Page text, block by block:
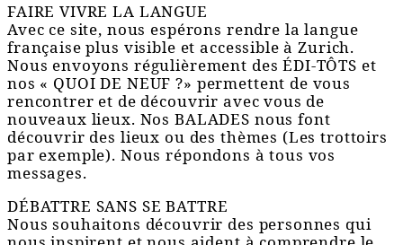
FAIRE VIVRE LA LANGUE
Avec ce site, nous espérons rendre la langue
française plus visible et accessible à Zurich.
Nous envoyons régulièrement des ÉDI-TÔTS et
nos « QUOI DE NEUF ?» permettent de vous
rencontrer et de découvrir avec vous de
nouveaux lieux. Nos BALADES nous font
découvrir des lieux ou des thèmes (Les trottoirs
par exemple). Nous répondons à tous vos
messages.
DÉBATTRE SANS SE BATTRE
Nous souhaitons découvrir des personnes qui